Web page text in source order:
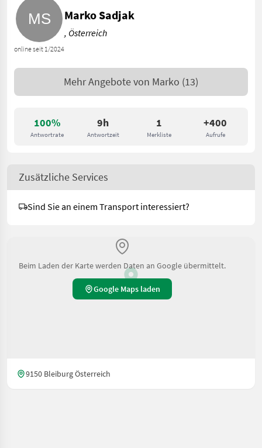
100%
Antwortrate
9h
Antwortzeit
1
Merkliste
+400
Aufrufe
online seit 1/2024
Marko Sadjak
, Österreich
Mehr Angebote von Marko (13)
Zusätzliche Services
Sind Sie an einem Transport interessiert?
Beim Laden der Karte werden Daten an Google übermittelt.
Google Maps laden
9150 Bleiburg Österreich